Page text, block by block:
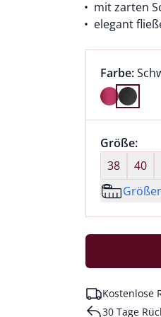
mit zarten
elegant
Farbe:
Farbe
Größe:
38
40
Kostenlose
30 Tage